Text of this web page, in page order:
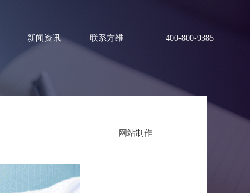
新闻资讯 联系方维 400-800-9385
网站制作